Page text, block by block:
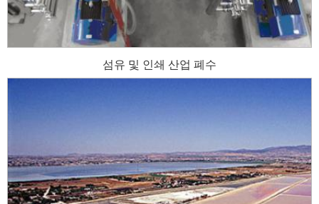
섬유 및 인쇄 산업 폐수